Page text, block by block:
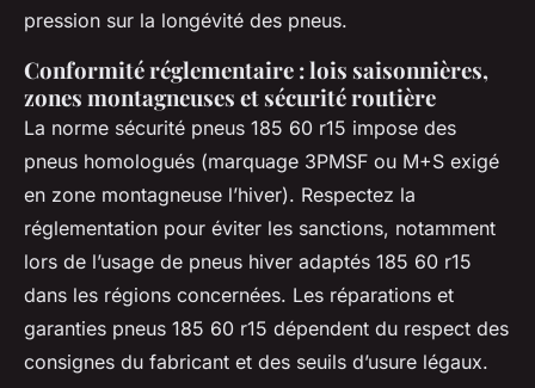
pression sur la longévité des pneus.
Conformité réglementaire : lois saisonnières,
zones montagneuses et sécurité routière
La norme sécurité pneus 185 60 r15 impose des
pneus homologués (marquage 3PMSF ou M+S exigé
en zone montagneuse l’hiver). Respectez la
réglementation pour éviter les sanctions, notamment
lors de l’usage de pneus hiver adaptés 185 60 r15
dans les régions concernées. Les réparations et
garanties pneus 185 60 r15 dépendent du respect des
consignes du fabricant et des seuils d’usure légaux.